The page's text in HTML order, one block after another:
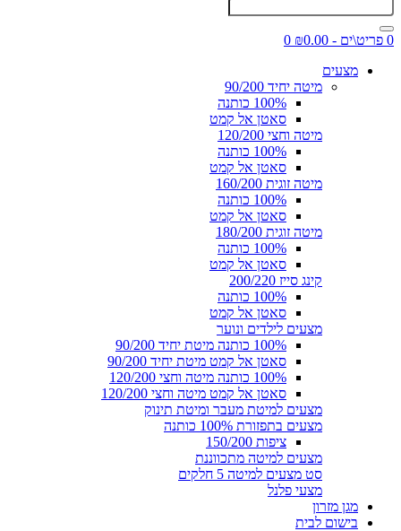
0 פריט\ים - ₪0.00
0
מצעים
מיטה יחיד 90/200
100% כותנה
סאטן אל קמט
מיטה וחצי 120/200
100% כותנה
סאטן אל קמט
מיטה זוגית 160/200
100% כותנה
סאטן אל קמט
מיטה זוגית 180/200
100% כותנה
סאטן אל קמט
קינג סייז 200/220
100% כותנה
סאטן אל קמט
מצעים לילדים ונוער
100% כותנה מיטת יחיד 90/200
סאטן אל קמט מיטת יחיד 90/200
100% כותנה מיטה וחצי 120/200
סאטן אל קמט מיטה וחצי 120/200
מצעים למיטת מעבר ומיטת תינוק
מצעים בתפזורת 100% כותנה
ציפות 150/200
מצעים למיטה מתכווננת
סט מצעים למיטה 5 חלקים
מצעי פלנל
מגן מזרון
בישום לבית